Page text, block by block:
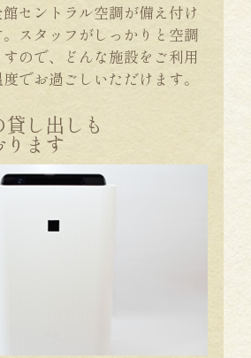
セントラル空調が備え付け
。スタッフがしっかりと空調
ので、どんな施設をご利用
でお過ごしいただけます。
し出しも
ます